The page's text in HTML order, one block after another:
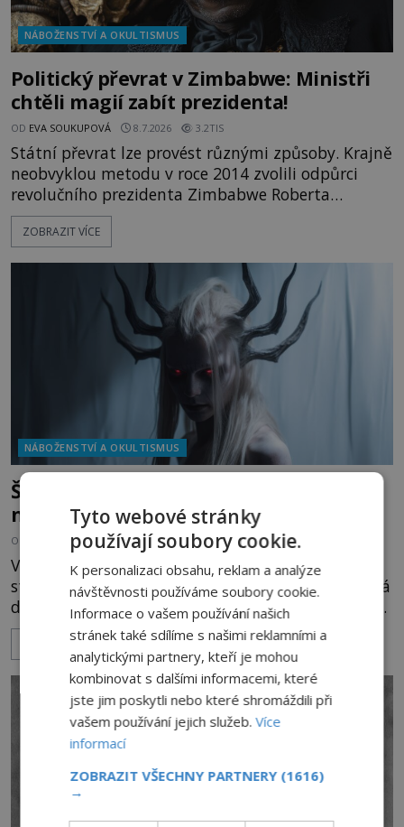
NÁBOŽENSTVÍ A OKULTISMUS
Politický převrat v Zimbabwe: Ministři
chtěli magií zabít prezidenta!
OD EVA SOUKUPOVÁ 8.7.2026 3.2TIS
Státní převrat lze provést různými způsoby. Krajně
neobvyklou metodu v roce 2014 zvolili odpůrci
revolučního prezidenta Zimbabwe Roberta
Mugabeho, kterého se pokusili sesadit pomocí
čarodějných praktik. Komu se stal trnem v oku
Někdejší prezident jihoafrické země Zimbabwe
Robert Mugabe (1924–2019) má dvě
ZOBRAZIT VÍCE
NÁBOŽENSTVÍ A OKULTISMUS
Šumavská strážkyně Swiza: Ohlašuje
neštěstí a pohromy?
OD EVA SOUKUPOVÁ 6.7.2026 3.2TIS
Vrásčitá stařena z pohanských pověstí už dlouhá
staletí chodívá po šumavských horách. Bývá oděná
do vlčí kůže a na hlavě nosí jelení parohy a setkání
s ní nevěští nic dobrého. Co je ale vlastně zač?
Podle některých teorií je to démonická bytost, jiní
v ní spatřují vzpomínku na pohanské šamanky. V
počtu strašidel, přízraků a nadpřirozených bytostí
ZOBRAZIT VÍCE
Tyto webové stránky
používají soubory cookie.
K personalizaci obsahu, reklam a analýze
návštěvnosti používáme soubory cookie.
Informace o vašem používání našich
stránek také sdílíme s našimi reklamními a
analytickými partnery, kteří je mohou
kombinovat s dalšími informacemi, které
jste jim poskytli nebo které shromáždili při
vašem používání jejich služeb.Více
informací
ZOBRAZIT VŠECHNY PARTNERY (1616)
→